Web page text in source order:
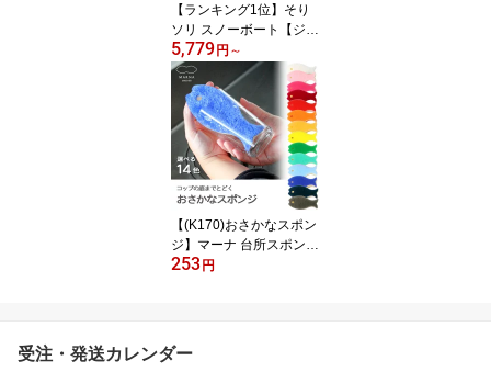
【ランキング1位】そり
ソリ スノーボート【ジェ
ットスレーDX】雪遊び
ハンドル付き 操作 操縦
レジャー ウィンタースポ
ーツ ゲレンデ スキー場
子供用 孫 キッズ 雪滑り
プラスチック製 ひも付
伸和 シンワ ★
5,779 円 ～
【(K170)おさかなスポン
ジ】マーナ 台所スポンジ
食器スポンジ かわいい
ン キッチンスポンジ MA
RNA
253 円
受注・発送カレンダー